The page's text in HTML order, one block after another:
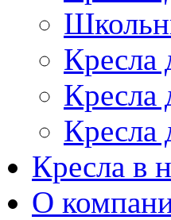
Кресла
Кресла
Кресла
Кресла в
О